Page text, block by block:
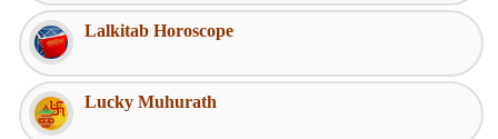
Lalkitab Horoscope
Lucky Muhurath